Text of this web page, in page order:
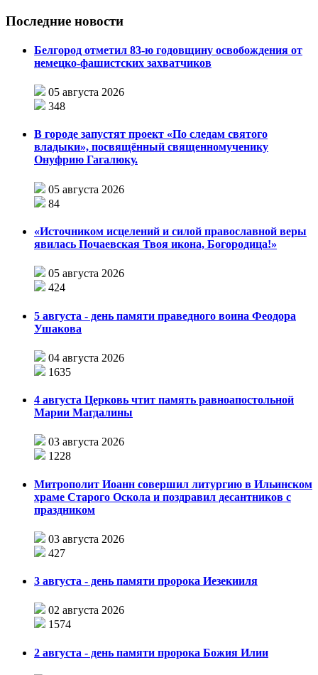
Последние новости
Белгород отметил 83-ю годовщину освобождения от
немецко-фашистских захватчиков
05 августа 2026
348
В городе запустят проект «По следам святого
владыки», посвящённый священномученику
Онуфрию Гагалюку.
05 августа 2026
84
«Источником исцелений и силой православной веры
явилась Почаевская Твоя икона, Богородица!»
05 августа 2026
424
5 августа - день памяти праведного воина Феодора
Ушакова
04 августа 2026
1635
4 августа Церковь чтит память равноапостольной
Марии Магдалины
03 августа 2026
1228
Митрополит Иоанн совершил литургию в Ильинском
храме Старого Оскола и поздравил десантников с
праздником
03 августа 2026
427
3 августа - день памяти пророка Иезекииля
02 августа 2026
1574
2 августа - день памяти пророка Божия Илии